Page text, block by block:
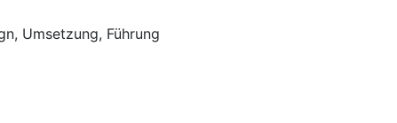
Umsetzung, Führung